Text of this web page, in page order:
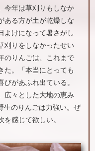
今年は草刈りもしなか
ある方が土が乾燥しな
よけになって暑さがし
刈りをしなかったせい
のりんごは、これまで
た。「本当にとっても
があふれ出ている。
広々とした大地の恵み
生のりんごは力強い。ぜ
感じて欲しい。